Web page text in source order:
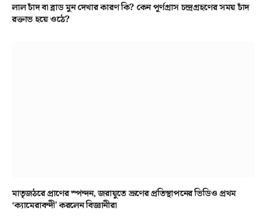
লাল চাঁদ বা ব্লাড মুন দেখার কারণ কি? কেন পূর্ণগ্রাস চন্দ্রগ্রহণের সময় চাঁদ
রক্তাভ হয়ে ওঠে?
মাতৃজঠরে প্রাণের স্পন্দন, জরায়ুতে ভ্রূণের প্রতিস্থাপনের ভিডিও প্রথম
‘ক্যামেরাবন্দী’ করলেন বিজ্ঞানীরা